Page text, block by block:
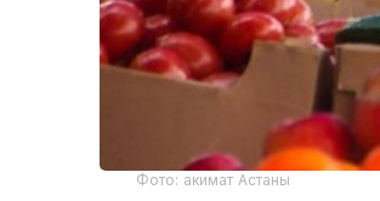
Фото: акимат Астаны